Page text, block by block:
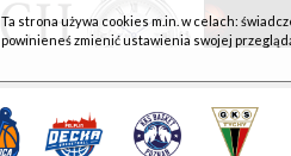
Ta strona używa cookies m.in. w celach:
powinieneś zmienić ustawienia swojej